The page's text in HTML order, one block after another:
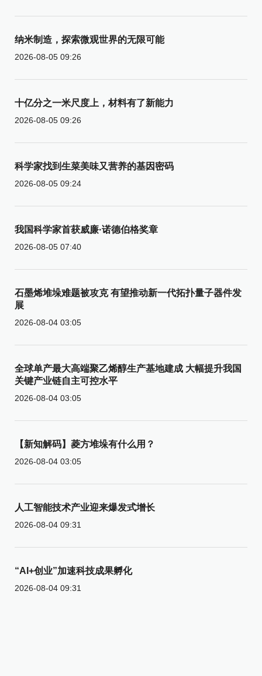
纳米制造，探索微观世界的无限可能
2026-08-05 09:26
十亿分之一米尺度上，材料有了新能力
2026-08-05 09:26
科学家找到生菜美味又营养的基因密码
2026-08-05 09:24
我国科学家首获威廉·诺德伯格奖章
2026-08-05 07:40
石墨烯堆垛难题被攻克 有望推动新一代拓扑量子器件发
展
2026-08-04 03:05
全球单产最大高端聚乙烯醇生产基地建成 大幅提升我国
关键产业链自主可控水平
2026-08-04 03:05
【新知解码】菱方堆垛有什么用？
2026-08-04 03:05
人工智能技术产业迎来爆发式增长
2026-08-04 09:31
“AI+创业”加速科技成果孵化
2026-08-04 09:31